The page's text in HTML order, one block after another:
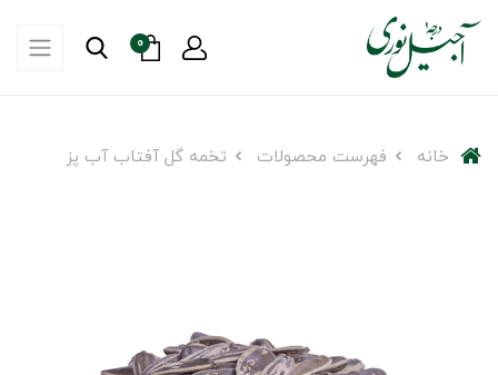
0
خانه فهرست محصولات تخمه گل آفتاب آب پز